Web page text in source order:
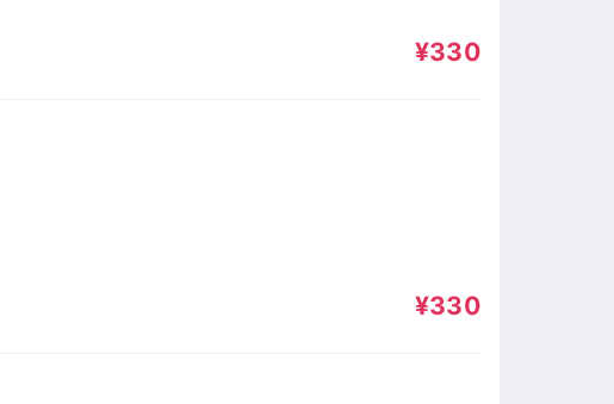
¥330
¥330